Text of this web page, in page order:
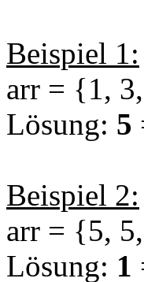
Beispiel 1:
arr = {1,
Lösung: 5
Beispiel 2:
arr = {5,
Lösung: 1